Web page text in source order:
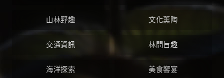
山林野趣 文化薰陶
交通資訊 林間旨趣
海洋探索 美食饗宴